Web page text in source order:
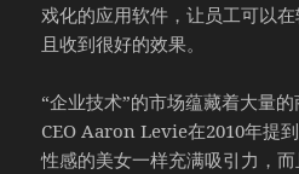
戏化的应用软件，让员工可以
且收到很好的效果。
“企业技术”的市场蕴藏着大量
CEO Aaron Levie在2010年提
性感的美女一样充满吸引力，